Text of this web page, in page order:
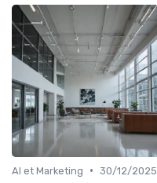
AI et Marketing • 30/12/2025